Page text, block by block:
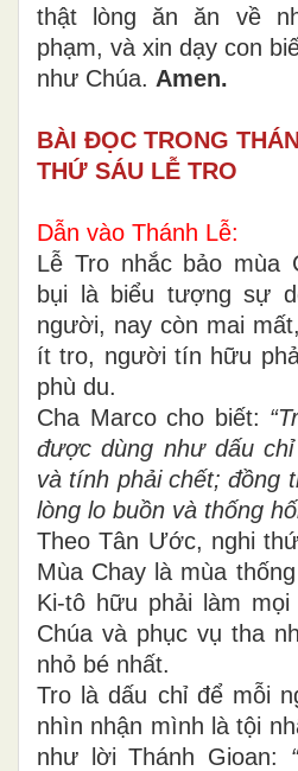
thật lòng ăn ăn về
phạm, và xin dạy con
như Chúa. Amen.
BÀI ĐỌC TRONG
THỨ SÁU LỄ TRO
Dẫn vào Thánh Lễ:
Lễ Tro nhắc bảo mùa
bụi là biểu tượng sự
người, nay còn mai
ít tro, người tín hữu
phù du.
Cha Marco cho biết:
được dùng như dấu
và tính phải chết; đồng
lòng lo buồn và thống
Theo Tân Ước, nghi
Mùa Chay là mùa
Ki-tô hữu phải làm
Chúa và phục vụ tha
nhỏ bé nhất.
Tro là dấu chỉ để mỗi
nhìn nhận mình là tội
như lời Thánh Gioan: